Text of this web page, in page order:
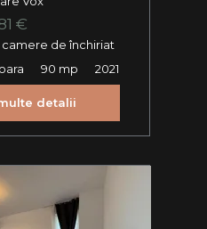
€
de închiriat
90 mp 2021
detalii